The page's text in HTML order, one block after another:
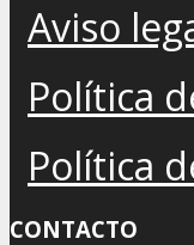
Aviso
Política
Política
CONTACTO